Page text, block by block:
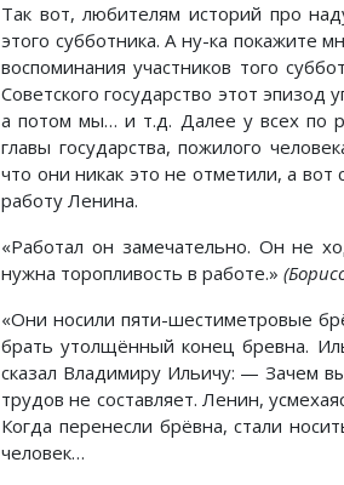
Так вот, любителям историй про
этого субботника. А ну-ка покажите
воспоминания участников того
Советского государство этот эпизод
а потом мы… и т.д. Далее у всех по
главы государства, пожилого
что они никак это не отметили, а вот
работу Ленина.
«Работал он замечательно. Он не
нужна торопливость в работе.»
«Они носили пяти-шестиметровые
брать утолщённый конец бревна.
сказал Владимиру Ильичу: — Зачем
трудов не составляет. Ленин,
Когда перенесли брёвна, стали
человек…